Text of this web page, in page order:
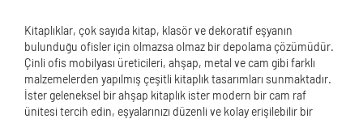
Kitaplıklar, çok sayıda kitap, klasör ve dekoratif eşyanın
bulunduğu ofisler için olmazsa olmaz bir depolama çözümüdür.
Çinli ofis mobilyası üreticileri, ahşap, metal ve cam gibi farklı
malzemelerden yapılmış çeşitli kitaplık tasarımları sunmaktadır.
İster geleneksel bir ahşap kitaplık ister modern bir cam raf
ünitesi tercih edin, eşyalarınızı düzenli ve kolay erişilebilir bir